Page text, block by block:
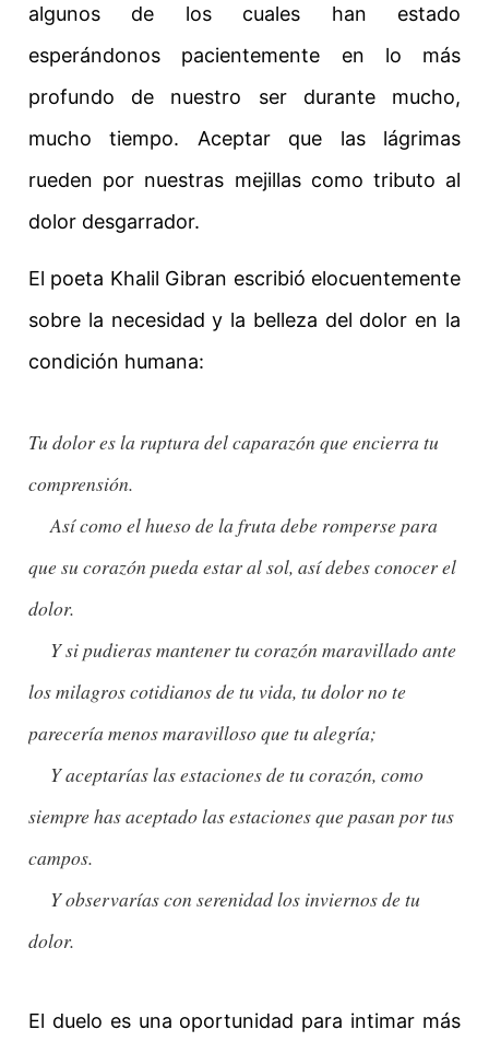
algunos de los cuales han estado
esperándonos pacientemente en lo más
profundo de nuestro ser durante mucho,
mucho tiempo. Aceptar que las lágrimas
rueden por nuestras mejillas como tributo al
dolor desgarrador.
El poeta Khalil Gibran escribió elocuentemente
sobre la necesidad y la belleza del dolor en la
condición humana:
Tu dolor es la ruptura del caparazón que encierra tu
    Así como el hueso de la fruta debe romperse para
que su corazón pueda estar al sol, así debes conocer el
dolor.
     Y si pudieras mantener tu corazón maravillado ante
los milagros cotidianos de tu vida, tu dolor no te
parecería menos maravilloso que tu alegría;
     Y aceptarías las estaciones de tu corazón, como
siempre has aceptado las estaciones que pasan por tus
campos.
     Y observarías con serenidad los inviernos de tu
dolor.
El duelo es una oportunidad para intimar más